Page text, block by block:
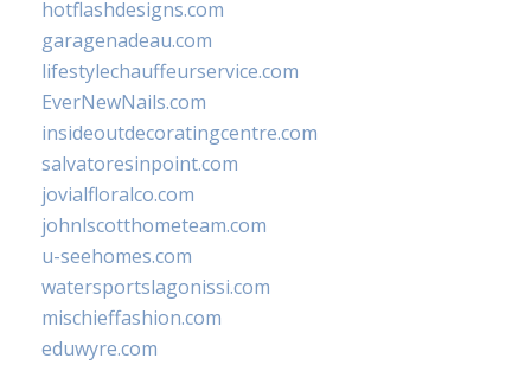
hotflashdesigns.com
garagenadeau.com
lifestylechauffeurservice.com
EverNewNails.com
insideoutdecoratingcentre.com
salvatoresinpoint.com
jovialfloralco.com
johnlscotthometeam.com
u-seehomes.com
watersportslagonissi.com
mischieffashion.com
eduwyre.com